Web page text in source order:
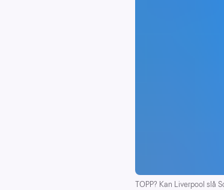
TOPP? Kan Liverpool slå